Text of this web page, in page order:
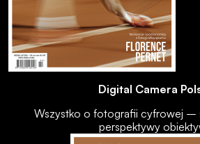
Digital Camera
Wszystko o fotografii cyfrowej –
perspektywy